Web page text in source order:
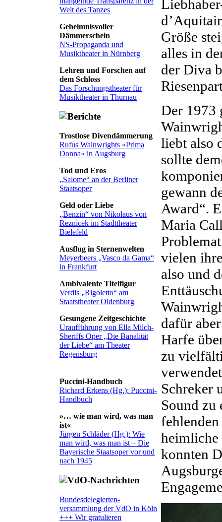
Welt des Tanzes
Geheimnisvoller
Dämmerschein
NS-Propaganda und
Musiktheater in Nürnberg
Lehren und Forschen auf
dem Schloss
Das Forschungstheater für
Musiktheater in Thurnau
Trostlose Divendämmerung
Rufus Wainwrights »Prima
Donna« in Augsburg
Tod und Eros
„Salome“ an der Berliner
Staatsoper
Geld oder Liebe
„Benzin“ von Nikolaus von
Reznicek im Stadttheater
Bielefeld
Ausflug in Sternenwelten
Meyerbeers „Vasco da Gama“
in Frankfurt
Ambivalente Titelfigur
Verdis „Rigoletto“ am
Staatstheater Oldenburg
Gesungene Zeitgeschichte
Uraufführung von Ella Milch-
Sheriffs Oper „Die Banalität
der Liebe“ am Theater
Regensburg
Puccini-Handbuch
Richard Erkens (Hg.): Puccini-
Handbuch
»… wie man wird, was man
ist«
Jürgen Schläder (Hg.): Wie
man wird, was man ist – Die
Bayerische Staatsoper vor und
nach 1945
Bundesdelegierten-
versammlung der VdO in Köln
+++ Wir gratulieren
Größe
alles in
der Diva
Der 1973
liebt also
sollte
gewann
Award“.
Maria
vielen
also und
dafür
Harfe
zu
Schreker
Sound zu
heimliche
konnten